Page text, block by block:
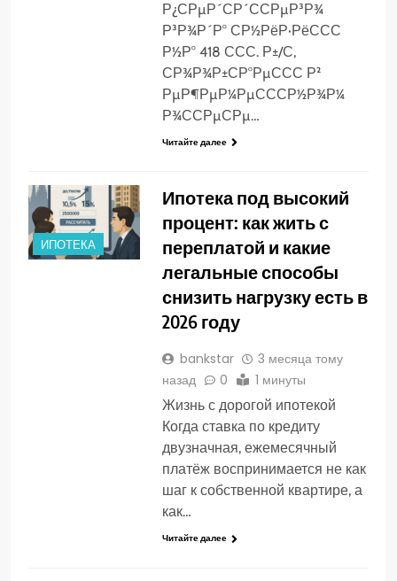
Р¿СРµР´СР´ССРµР³Р¾
Р³Р¾Р´Р° СР½РёР·РёССС
Р½Р° 418 ССС. Р±/С,
СР¾Р¾Р±СР°РµССС Р²
РµР¶РµР¼РµСССР½Р¾Р¼
Р¾ССРµСРµ…
Читайте далее
ИПОТЕКА
Ипотека под высокий
процент: как жить с
переплатой и какие
легальные способы
снизить нагрузку есть в
2026 году
bankstar
3 месяца тому
назад
0 1 минуты
Жизнь с дорогой ипотекой
Когда ставка по кредиту
двузначная, ежемесячный
платёж воспринимается не как
шаг к собственной квартире, а
как…
Читайте далее